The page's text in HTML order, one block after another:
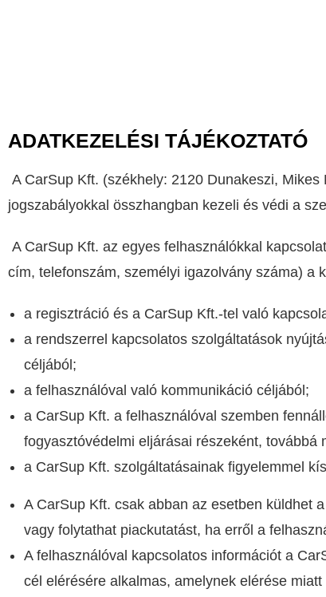
ADATKEZELÉSI TÁJÉKOZTATÓ
A CarSup Kft. (székhely: 2120 Dunakeszi,
jogszabályokkal összhangban kezeli és védi a
A CarSup Kft. az egyes felhasználókkal
cím, telefonszám, személyi igazolvány száma) a
a regisztráció és a CarSup Kft.-tel való
a rendszerrel kapcsolatos szolgáltatások
céljából;
a felhasználóval való kommunikáció céljából;
a CarSup Kft. a felhasználóval szemben
fogyasztóvédelmi eljárásai részeként,
a CarSup Kft. szolgáltatásainak figyelemmel
A CarSup Kft. csak abban az esetben küldhet
vagy folytathat piackutatást, ha erről a
A felhasználóval kapcsolatos információt a
cél elérésére alkalmas, amelynek elérése